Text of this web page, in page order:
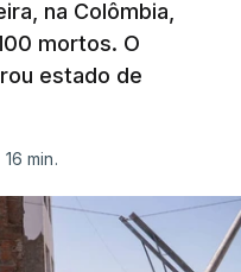
na Colômbia,
mortos. O
estado de
16 min.